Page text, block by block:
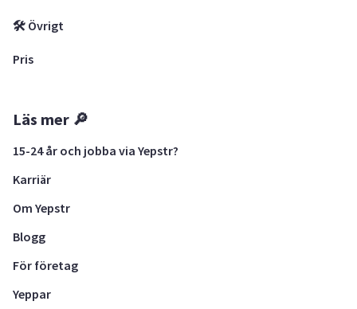
🛠 Övrigt
Pris
Läs mer 🔎
15-24 år och jobba via Yepstr?
Karriär
Om Yepstr
Blogg
För företag
Yeppar